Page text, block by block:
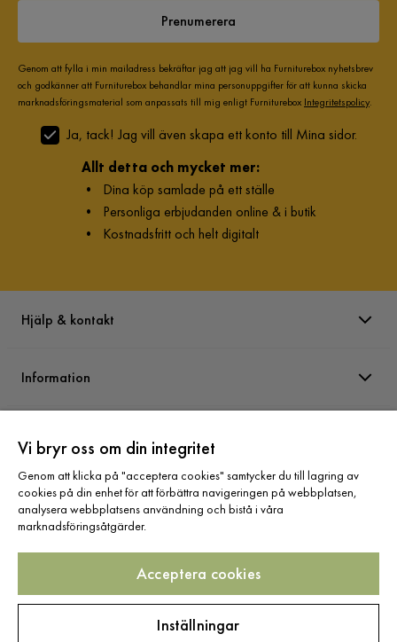
Prenumerera
Genom att fylla i min mailadress bekräftar jag att jag vill ha Furniturebox nyhetsbrev
och godkänner att Furniturebox behandlar mina personuppgifter för att kunna skicka
marknadsföringsmaterial som anpassats till mig enligt Furniturebox Integritetspolicy.
Ja, tack! Jag vill även skapa ett konto till Mina sidor.
Allt detta och mycket mer:
• Dina köp samlade på ett ställe
• Personliga erbjudanden online & i butik
• Kostnadsfritt och helt digitalt
Hjälp & kontakt
Information
Sortiment
Följ oss
Vi bryr oss om din integritet
Genom att klicka på "acceptera cookies" samtycker du till lagring av
cookies på din enhet för att förbättra navigeringen på webbplatsen,
analysera webbplatsens användning och bistå i våra
marknadsföringsåtgärder.
Acceptera cookies
Inställningar